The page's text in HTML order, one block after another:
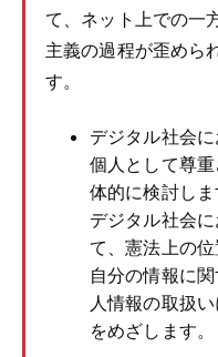
て、ネット上での一
主義の過程が歪めら
す。
デジタル社会
個人として尊
体的に検討しま
デジタル社会
て、憲法上の位
自分の情報に
人情報の取扱
をめざします。